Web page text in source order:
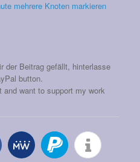
der Beitrag gefällt, hinterlasse
button.
want to support my work